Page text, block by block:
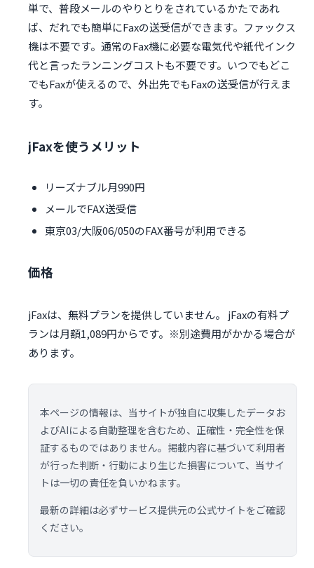
単で、普段メールのやりとりをされているかたであれ
ば、だれでも簡単にFaxの送受信ができます。ファックス
機は不要です。通常のFax機に必要な電気代や紙代インク
代と言ったランニングコストも不要です。いつでもどこ
でもFaxが使えるので、外出先でもFaxの送受信が行えま
す。
jFaxを使うメリット
リーズナブル月990円
メールでFAX送受信
東京03/大阪06/050のFAX番号が利用できる
価格
jFaxは、無料プランを提供していません。 jFaxの有料プ
ランは月額1,089円からです。※別途費用がかかる場合が
あります。
本ページの情報は、当サイトが独自に収集したデータお
よびAIによる自動整理を含むため、正確性・完全性を保
証するものではありません。掲載内容に基づいて利用者
が行った判断・行動により生じた損害について、当サイ
トは一切の責任を負いかねます。
最新の詳細は必ずサービス提供元の公式サイトをご確認
ください。